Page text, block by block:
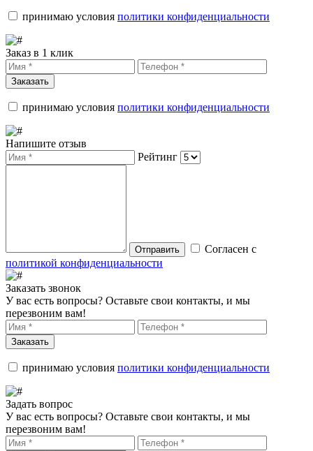
принимаю условия политики конфиденциальности
Заказ в 1 клик
Заказать
принимаю условия политики конфиденциальности
Напишите отзыв
Рейтинг
Отправить
Согласен с
политикой конфиденциальности
Заказать звонок
У вас есть вопросы? Оставьте свои контакты, и мы
перезвоним вам!
Заказать
принимаю условия политики конфиденциальности
Задать вопрос
У вас есть вопросы? Оставьте свои контакты, и мы
перезвоним вам!